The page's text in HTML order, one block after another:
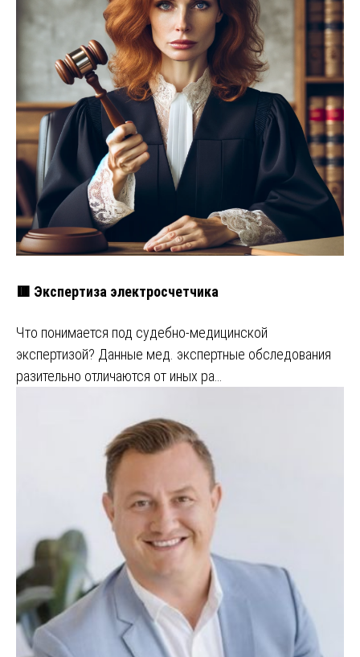
🟥 Экспертиза электросчетчика
Что понимается под судебно-медицинской
экспертизой? Данные мед. экспертные обследования
разительно отличаются от иных ра…